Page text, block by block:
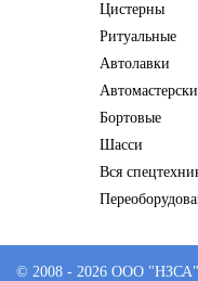
Цистерны
Ритуальные
Автолавки
Бортовые
Шасси
Вся
© 2008 - 2026 ООО